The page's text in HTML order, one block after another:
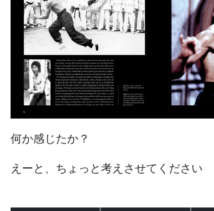
何か感じたか？
えーと、ちょっと考えさせてください